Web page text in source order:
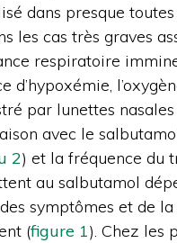
dans presque
les cas très graves
respiratoire
d’hypoxémie,
par lunettes nasales
avec le
2) et la fréquence du
au salbutamol
symptômes et de
(figure 1). Chez les